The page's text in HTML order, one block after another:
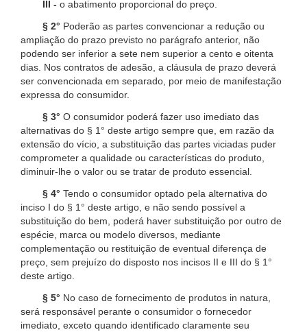
III - o abatimento proporcional do preço.
§ 2° Poderão as partes convencionar a redução ou
ampliação do prazo previsto no parágrafo anterior, não
podendo ser inferior a sete nem superior a cento e oitenta
dias. Nos contratos de adesão, a cláusula de prazo deverá
ser convencionada em separado, por meio de manifestação
expressa do consumidor.
§ 3° O consumidor poderá fazer uso imediato das
alternativas do § 1° deste artigo sempre que, em razão da
extensão do vício, a substituição das partes viciadas puder
comprometer a qualidade ou características do produto,
diminuir-lhe o valor ou se tratar de produto essencial.
§ 4° Tendo o consumidor optado pela alternativa do
inciso I do § 1° deste artigo, e não sendo possível a
substituição do bem, poderá haver substituição por outro de
espécie, marca ou modelo diversos, mediante
complementação ou restituição de eventual diferença de
preço, sem prejuízo do disposto nos incisos II e III do § 1°
deste artigo.
§ 5° No caso de fornecimento de produtos in natura,
será responsável perante o consumidor o fornecedor
imediato, exceto quando identificado claramente seu